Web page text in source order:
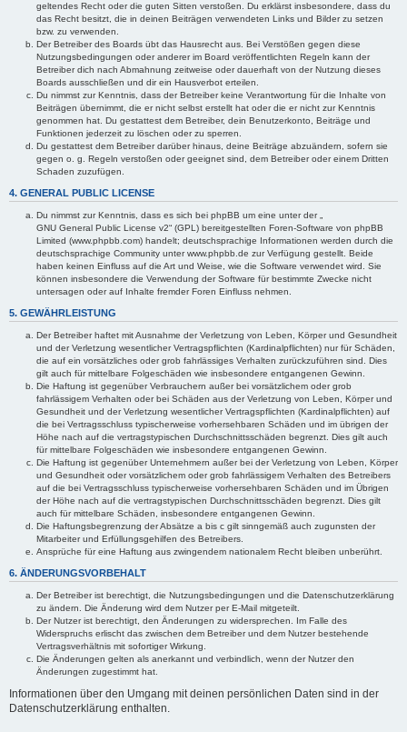
geltendes Recht oder die guten Sitten verstoßen. Du erklärst insbesondere, dass du
das Recht besitzt, die in deinen Beiträgen verwendeten Links und Bilder zu setzen
bzw. zu verwenden.
Der Betreiber des Boards übt das Hausrecht aus. Bei Verstößen gegen diese
Nutzungsbedingungen oder anderer im Board veröffentlichten Regeln kann der
Betreiber dich nach Abmahnung zeitweise oder dauerhaft von der Nutzung dieses
Boards ausschließen und dir ein Hausverbot erteilen.
Du nimmst zur Kenntnis, dass der Betreiber keine Verantwortung für die Inhalte von
Beiträgen übernimmt, die er nicht selbst erstellt hat oder die er nicht zur Kenntnis
genommen hat. Du gestattest dem Betreiber, dein Benutzerkonto, Beiträge und
Funktionen jederzeit zu löschen oder zu sperren.
Du gestattest dem Betreiber darüber hinaus, deine Beiträge abzuändern, sofern sie
gegen o. g. Regeln verstoßen oder geeignet sind, dem Betreiber oder einem Dritten
Schaden zuzufügen.
4. GENERAL PUBLIC LICENSE
Du nimmst zur Kenntnis, dass es sich bei phpBB um eine unter der „
GNU General Public License v2“ (GPL) bereitgestellten Foren-Software von phpBB
Limited (www.phpbb.com) handelt; deutschsprachige Informationen werden durch die
deutschsprachige Community unter www.phpbb.de zur Verfügung gestellt. Beide
haben keinen Einfluss auf die Art und Weise, wie die Software verwendet wird. Sie
können insbesondere die Verwendung der Software für bestimmte Zwecke nicht
untersagen oder auf Inhalte fremder Foren Einfluss nehmen.
5. GEWÄHRLEISTUNG
Der Betreiber haftet mit Ausnahme der Verletzung von Leben, Körper und Gesundheit
und der Verletzung wesentlicher Vertragspflichten (Kardinalpflichten) nur für Schäden,
die auf ein vorsätzliches oder grob fahrlässiges Verhalten zurückzuführen sind. Dies
gilt auch für mittelbare Folgeschäden wie insbesondere entgangenen Gewinn.
Die Haftung ist gegenüber Verbrauchern außer bei vorsätzlichem oder grob
fahrlässigem Verhalten oder bei Schäden aus der Verletzung von Leben, Körper und
Gesundheit und der Verletzung wesentlicher Vertragspflichten (Kardinalpflichten) auf
die bei Vertragsschluss typischerweise vorhersehbaren Schäden und im übrigen der
Höhe nach auf die vertragstypischen Durchschnittsschäden begrenzt. Dies gilt auch
für mittelbare Folgeschäden wie insbesondere entgangenen Gewinn.
Die Haftung ist gegenüber Unternehmern außer bei der Verletzung von Leben, Körper
und Gesundheit oder vorsätzlichem oder grob fahrlässigem Verhalten des Betreibers
auf die bei Vertragsschluss typischerweise vorhersehbaren Schäden und im Übrigen
der Höhe nach auf die vertragstypischen Durchschnittsschäden begrenzt. Dies gilt
auch für mittelbare Schäden, insbesondere entgangenen Gewinn.
Die Haftungsbegrenzung der Absätze a bis c gilt sinngemäß auch zugunsten der
Mitarbeiter und Erfüllungsgehilfen des Betreibers.
Ansprüche für eine Haftung aus zwingendem nationalem Recht bleiben unberührt.
6. ÄNDERUNGSVORBEHALT
Der Betreiber ist berechtigt, die Nutzungsbedingungen und die Datenschutzerklärung
zu ändern. Die Änderung wird dem Nutzer per E-Mail mitgeteilt.
Der Nutzer ist berechtigt, den Änderungen zu widersprechen. Im Falle des
Widerspruchs erlischt das zwischen dem Betreiber und dem Nutzer bestehende
Vertragsverhältnis mit sofortiger Wirkung.
Die Änderungen gelten als anerkannt und verbindlich, wenn der Nutzer den
Änderungen zugestimmt hat.
Informationen über den Umgang mit deinen persönlichen Daten sind in der
Datenschutzerklärung enthalten.